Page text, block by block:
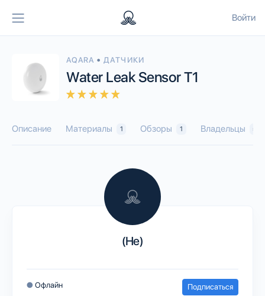
Войти
AQARA • ДАТЧИКИ
Water Leak Sensor T1
Описание Материалы 1 Обзоры 1 Владельцы 50
(He)
● Офлайн Подписаться